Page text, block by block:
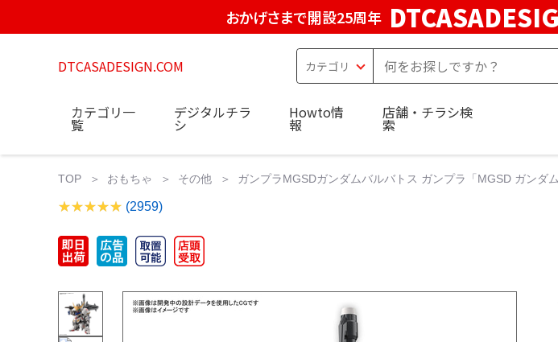
おかげさまで開設25周年
DTCASADESIGN.COM
カテゴリ一
覧
デジタルチラ
シ
Howto情
報
店舗・チラシ検
索
TOP おもちゃ その他 ガンプラMGSDガンダムバルバトス ガンプラ「MGSD ガンダ
(2959)